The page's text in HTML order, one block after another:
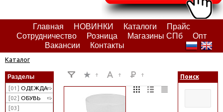
Главная НОВИНКИ Каталоги
Прайс
Сотрудничество
Розница Магазины СПб
Опт
Вакансии
Контакты
Каталог
Разделы
[01] ОДЕЖДА
[02] ОБУВЬ
[03]
Поиск